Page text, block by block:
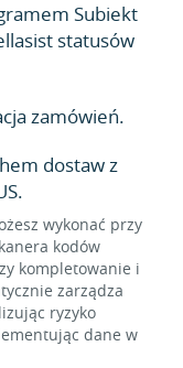
Subiekt
statusów
zamówień.
dostaw z
wykonać przy
kodów
kompletowanie i
zarządza
ryzyko
dane w